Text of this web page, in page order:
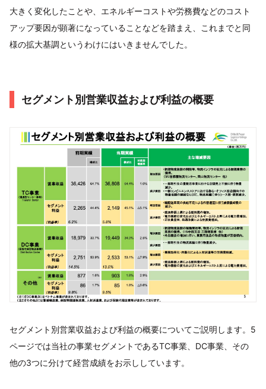
大きく変化したことや、エネルギーコストや労務費などのコスト
アップ要因が顕著になっていることなどを踏まえ、これまでと同
様の拡大基調というわけにはいきませんでした。
セグメント別営業収益および利益の概要
セグメント別営業収益および利益の概要についてご説明します。5
ページでは当社の事業セグメントであるTC事業、DC事業、その
他の3つに分けて経営成績をお示ししています。